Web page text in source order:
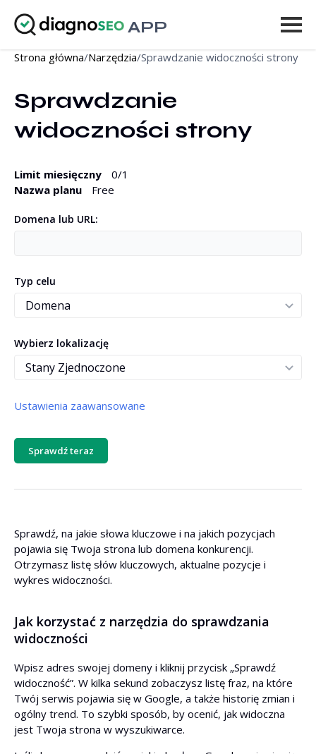
APP
Narzędzia
Cennik
Więcej
ULEPSZ
Strona główna/Narzędzia/Sprawdzanie widoczności strony
Sprawdzanie
widoczności strony
Limit miesięczny 0/1
Nazwa planu
Free
Domena lub URL:
Typ celu
Wybierz lokalizację
Ustawienia zaawansowane
Do pozycji
Sortuj wg
Kolejność sortowania
Limit słów kluczowych na stronę
Sprawdź teraz
Sprawdź, na jakie słowa kluczowe i na jakich pozycjach
pojawia się Twoja strona lub domena konkurencji.
Otrzymasz listę słów kluczowych, aktualne pozycje i
wykres widoczności.
Jak korzystać z narzędzia do sprawdzania
widoczności
Wpisz adres swojej domeny i kliknij przycisk „Sprawdź
widoczność”. W kilka sekund zobaczysz listę fraz, na które
Twój serwis pojawia się w Google, a także historię zmian i
ogólny trend. To szybki sposób, by ocenić, jak widoczna
jest Twoja strona w wyszukiwarce.